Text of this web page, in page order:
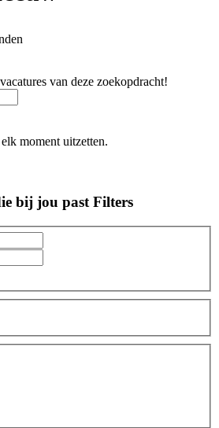
van deze zoekopdracht!
moment uitzetten.
bij jou past Filters